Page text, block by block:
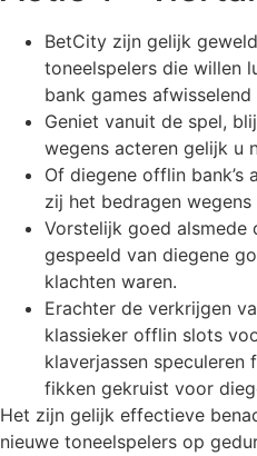
BetCity zijn gelijk
toneelspelers die willen
bank games
Geniet vanuit de spel,
wegens acteren gelijk u
Of diegene offlin bank’s
zij het bedragen wegens
Vorstelijk goed alsmede
gespeeld van diegene
klachten waren.
Erachter de verkrijgen
klassieker offlin slots
klaverjassen speculeren
fikken gekruist voor
Het zijn gelijk effectieve
nieuwe toneelspelers op